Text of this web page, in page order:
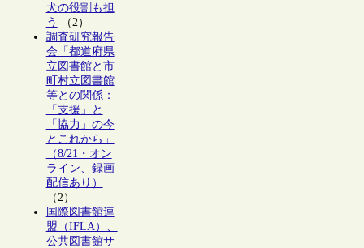
犬の役割も担
う
（2）
調査研究報告
会「都道府県
立図書館と市
町村立図書館
等との関係：
「支援」と
「協力」の今
とこれから」
（8/21・オン
ライン、録画
配信あり）
（2）
国際図書館連
盟（IFLA）、
公共図書館サ